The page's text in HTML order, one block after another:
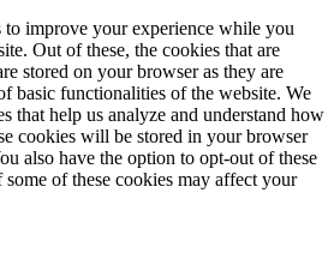
to improve your experience while you
Out of these, the cookies that are
stored on your browser as they are
basic functionalities of the website. We
that help us analyze and understand how
cookies will be stored in your browser
also have the option to opt-out of these
of these cookies may affect your